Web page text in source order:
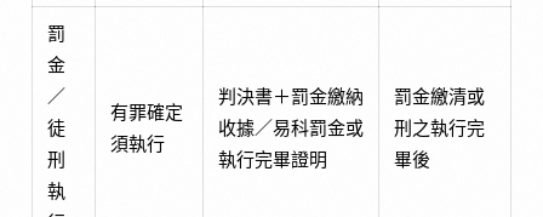
罰
金
／
徒
刑
執
有罪確定
須執行
判決書＋罰金繳納
收據／易科罰金或
執行完畢證明
罰金繳清或
刑之執行完
畢後